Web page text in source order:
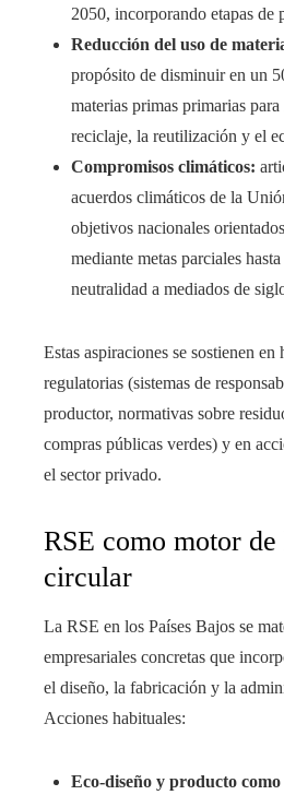
2050, incorporando etapas de
Reducción del uso de
propósito de disminuir en un
materias primas primarias
reciclaje, la reutilización y el
Compromisos climáticos:
acuerdos climáticos de la
objetivos nacionales
mediante metas parciales
neutralidad a mediados de
Estas aspiraciones se sostienen en
regulatorias (sistemas de
productor, normativas sobre
compras públicas verdes) y en
el sector privado.
RSE como motor
circular
La RSE en los Países Bajos se
empresariales concretas que
el diseño, la fabricación y la
Acciones habituales:
Eco-diseño y producto